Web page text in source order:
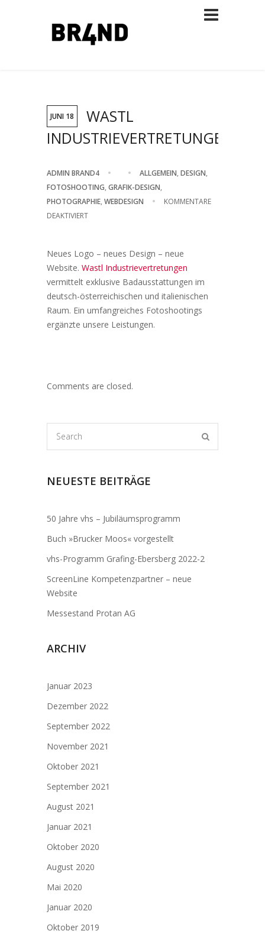
JUNI 18
WASTL
INDUSTRIEVERTRETUNGEN
ADMIN BRAND4 ALLGEMEIN, DESIGN,
FOTOSHOOTING, GRAFIK-DESIGN,
PHOTOGRAPHIE, WEBDESIGN
KOMMENTARE
DEAKTIVIERTFÜR
Neues Logo – neues Design – neue
Website. Wastl Industrievertretungen
vermittelt exklusive Badausstattungen im
deutsch-österreichischen und italienischen
Raum. Ein umfangreiches Fotoshootings
ergänzte unsere Leistungen.
Comments are closed.
NEUESTE BEITRÄGE
50 Jahre vhs – Jubiläumsprogramm
Buch »Brucker Moos« vorgestellt
vhs-Programm Grafing-Ebersberg 2022-2
ScreenLine Kompetenzpartner – neue
Website
Messestand Protan AG
ARCHIV
Januar 2023
Dezember 2022
September 2022
November 2021
Oktober 2021
September 2021
August 2021
Januar 2021
Oktober 2020
August 2020
Mai 2020
Januar 2020
Oktober 2019